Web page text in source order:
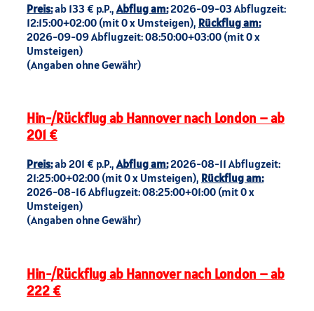
Preis:ab 133 € p.P., Abflug am:2026-09-03 Abflugzeit:
12:15:00+02:00 (mit 0 x Umsteigen), Rückflug am:
2026-09-09 Abflugzeit: 08:50:00+03:00 (mit 0 x
Umsteigen)
(Angaben ohne Gewähr)
Hin-/Rückflug ab Hannover nach London – ab
201 €
Preis:ab 201 € p.P.,Abflug am:2026-08-11 Abflugzeit:
21:25:00+02:00 (mit 0 x Umsteigen), Rückflug am:
2026-08-16 Abflugzeit: 08:25:00+01:00 (mit 0 x
Umsteigen)
(Angaben ohne Gewähr)
Hin-/Rückflug ab Hannover nach London – ab
222 €